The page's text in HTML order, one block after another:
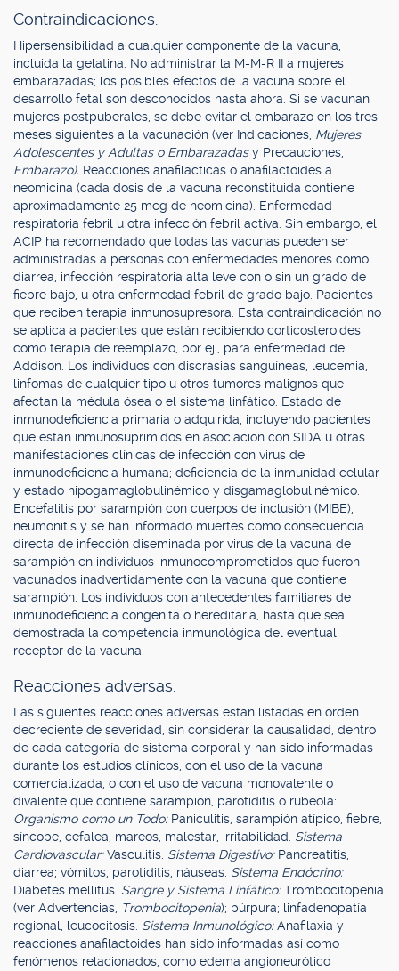
Contraindicaciones.
Hipersensibilidad a cualquier componente de la vacuna,
incluida la gelatina. No administrar la M-M-R II a mujeres
embarazadas; los posibles efectos de la vacuna sobre el
desarrollo fetal son desconocidos hasta ahora. Si se vacunan
mujeres postpuberales, se debe evitar el embarazo en los tres
meses siguientes a la vacunación (ver Indicaciones, Mujeres
Adolescentes y Adultas o Embarazadasy Precauciones,
Embarazo). Reacciones anafilácticas o anafilactoides a
neomicina (cada dosis de la vacuna reconstituida contiene
aproximadamente 25 mcg de neomicina). Enfermedad
respiratoria febril u otra infección febril activa. Sin embargo, el
ACIP ha recomendado que todas las vacunas pueden ser
administradas a personas con enfermedades menores como
diarrea, infección respiratoria alta leve con o sin un grado de
fiebre bajo, u otra enfermedad febril de grado bajo. Pacientes
que reciben terapia inmunosupresora. Esta contraindicación no
se aplica a pacientes que están recibiendo corticosteroides
como terapia de reemplazo, por ej., para enfermedad de
Addison. Los individuos con discrasias sanguíneas, leucemia,
linfomas de cualquier tipo u otros tumores malignos que
afectan la médula ósea o el sistema linfático. Estado de
inmunodeficiencia primaria o adquirida, incluyendo pacientes
que están inmunosuprimidos en asociación con SIDA u otras
manifestaciones clínicas de infección con virus de
inmunodeficiencia humana; deficiencia de la inmunidad celular
y estado hipogamaglobulinémico y disgamaglobulinémico.
Encefalitis por sarampión con cuerpos de inclusión (MIBE),
neumonitis y se han informado muertes como consecuencia
directa de infección diseminada por virus de la vacuna de
sarampión en individuos inmunocomprometidos que fueron
vacunados inadvertidamente con la vacuna que contiene
sarampión. Los individuos con antecedentes familiares de
inmunodeficiencia congénita o hereditaria, hasta que sea
demostrada la competencia inmunológica del eventual
receptor de la vacuna.
Reacciones adversas.
Las siguientes reacciones adversas están listadas en orden
decreciente de severidad, sin considerar la causalidad, dentro
de cada categoría de sistema corporal y han sido informadas
durante los estudios clínicos, con el uso de la vacuna
comercializada, o con el uso de vacuna monovalente o
divalente que contiene sarampión, parotiditis o rubéola:
Organismo como un Todo: Paniculitis, sarampión atípico, fiebre,
síncope, cefalea, mareos, malestar, irritabilidad. Sistema
Cardiovascular:Vasculitis. Sistema Digestivo: Pancreatitis,
diarrea; vómitos, parotiditis, náuseas. Sistema Endócrino:
Diabetes mellitus. Sangre y Sistema Linfático:Trombocitopenia
(ver Advertencias, Trombocitopenia); púrpura; linfadenopatía
regional, leucocitosis. Sistema Inmunológico:Anafilaxia y
reacciones anafilactoides han sido informadas así como
fenómenos relacionados, como edema angioneurótico